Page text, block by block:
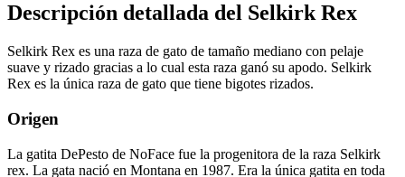
Descripción detallada del Selkirk Rex
Selkirk Rex es una raza de gato de tamaño mediano con pelaje
suave y rizado gracias a lo cual esta raza ganó su apodo. Selkirk
Rex es la única raza de gato que tiene bigotes rizados.
Origen
La gatita DePesto de NoFace fue la progenitora de la raza Selkirk
rex. La gata nació en Montana en 1987. Era la única gatita en toda